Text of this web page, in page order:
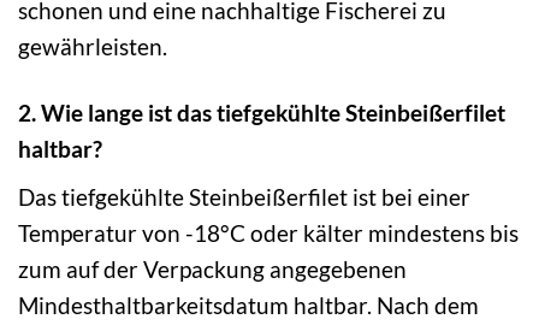
schonen und eine nachhaltige Fischerei zu
gewährleisten.
2. Wie lange ist das tiefgekühlte Steinbeißerfilet
haltbar?
Das tiefgekühlte Steinbeißerfilet ist bei einer
Temperatur von -18°C oder kälter mindestens bis
zum auf der Verpackung angegebenen
Mindesthaltbarkeitsdatum haltbar. Nach dem